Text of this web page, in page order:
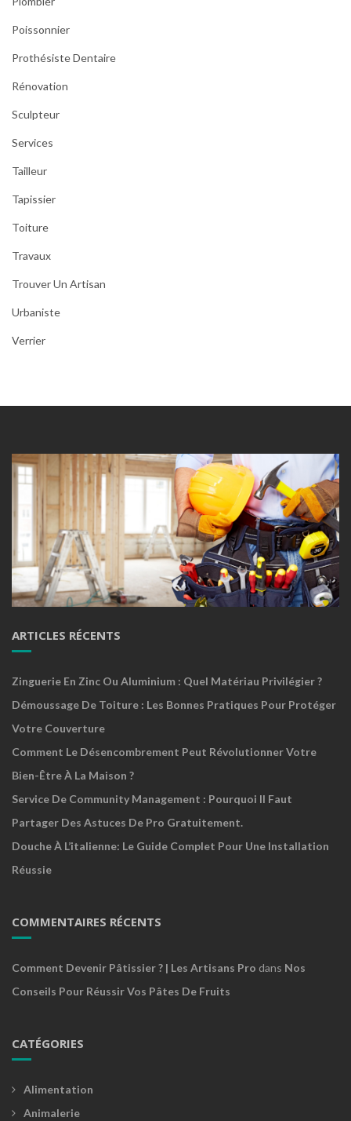
Poissonnier
Prothésiste Dentaire
Rénovation
Sculpteur
Services
Tailleur
Tapissier
Toiture
Travaux
Trouver Un Artisan
Urbaniste
Verrier
ARTICLES RÉCENTS
Zinguerie En Zinc Ou Aluminium : Quel Matériau Privilégier ?
Démoussage De Toiture : Les Bonnes Pratiques Pour Protéger
Votre Couverture
Comment Le Désencombrement Peut Révolutionner Votre
Bien-Être À La Maison ?
Service De Community Management : Pourquoi Il Faut
Partager Des Astuces De Pro Gratuitement.
Douche À L’italienne: Le Guide Complet Pour Une Installation
Réussie
COMMENTAIRES RÉCENTS
Comment Devenir Pâtissier ? | Les Artisans Pro dans Nos
Conseils Pour Réussir Vos Pâtes De Fruits
CATÉGORIES
Alimentation
Animalerie